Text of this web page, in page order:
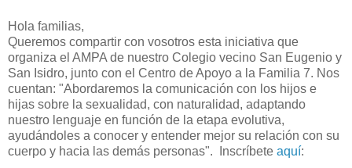
Hola familias,
Queremos compartir con vosotros esta iniciativa que
organiza el AMPA de nuestro Colegio vecino San Eugenio y
San Isidro, junto con el Centro de Apoyo a la Familia 7. Nos
cuentan: "Abordaremos la comunicación con los hijos e
hijas sobre la sexualidad, con naturalidad, adaptando
nuestro lenguaje en función de la etapa evolutiva,
ayudándoles a conocer y entender mejor su relación con su
cuerpo y hacia las demás personas".
Inscríbete aquí: